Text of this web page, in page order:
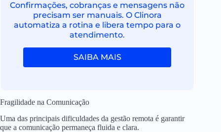
Confirmações, cobranças e mensagens não
precisam ser manuais. O Clinora
automatiza a rotina e libera tempo para o
atendimento.
SAIBA MAIS
Fragilidade na Comunicação
Uma das principais dificuldades da gestão remota é garantir
que a comunicação permaneça fluida e clara.